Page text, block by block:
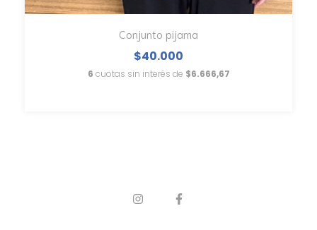
Conjunto pijama
$40.000
6 cuotas sin interés de $6.666,67